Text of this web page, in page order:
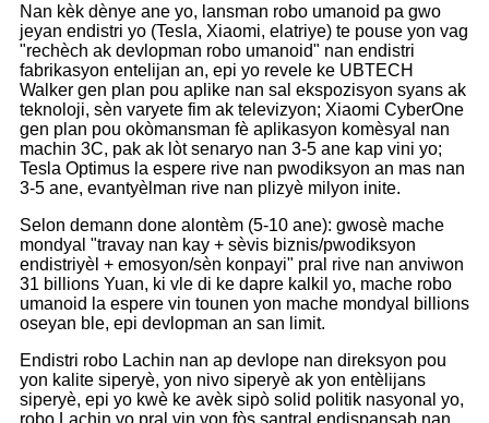
Nan kèk dènye ane yo, lansman robo umanoid pa gwo
jeyan endistri yo (Tesla, Xiaomi, elatriye) te pouse yon vag
"rechèch ak devlopman robo umanoid" nan endistri
fabrikasyon entelijan an, epi yo revele ke UBTECH
Walker gen plan pou aplike nan sal ekspozisyon syans ak
teknoloji, sèn varyete fim ak televizyon; Xiaomi CyberOne
gen plan pou okòmansman fè aplikasyon komèsyal nan
machin 3C, pak ak lòt senaryo nan 3-5 ane kap vini yo;
Tesla Optimus la espere rive nan pwodiksyon an mas nan
3-5 ane, evantyèlman rive nan plizyè milyon inite.
Selon demann done alontèm (5-10 ane): gwosè mache
mondyal "travay nan kay + sèvis biznis/pwodiksyon
endistriyèl + emosyon/sèn konpayi" pral rive nan anviwon
31 billions Yuan, ki vle di ke dapre kalkil yo, mache robo
umanoid la espere vin tounen yon mache mondyal billions
oseyan ble, epi devlopman an san limit.
Endistri robo Lachin nan ap devlope nan direksyon pou
yon kalite siperyè, yon nivo siperyè ak yon entèlijans
siperyè, epi yo kwè ke avèk sipò solid politik nasyonal yo,
robo Lachin yo pral vin yon fòs santral endispansab nan